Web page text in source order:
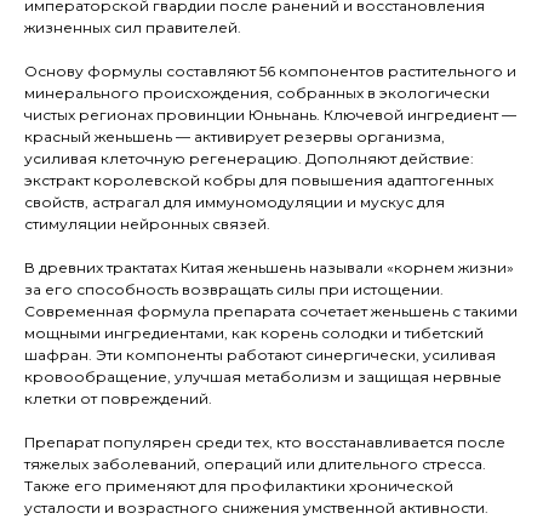
императорской гвардии после ранений и восстановления
жизненных сил правителей.
Основу формулы составляют 56 компонентов растительного и
минерального происхождения, собранных в экологически
чистых регионах провинции Юньнань. Ключевой ингредиент —
красный женьшень — активирует резервы организма,
усиливая клеточную регенерацию. Дополняют действие:
экстракт королевской кобры для повышения адаптогенных
свойств, астрагал для иммуномодуляции и мускус для
стимуляции нейронных связей.
В древних трактатах Китая женьшень называли «корнем жизни»
за его способность возвращать силы при истощении.
Современная формула препарата сочетает женьшень с такими
мощными ингредиентами, как корень солодки и тибетский
шафран. Эти компоненты работают синергически, усиливая
кровообращение, улучшая метаболизм и защищая нервные
клетки от повреждений.
Препарат популярен среди тех, кто восстанавливается после
тяжелых заболеваний, операций или длительного стресса.
Также его применяют для профилактики хронической
усталости и возрастного снижения умственной активности.